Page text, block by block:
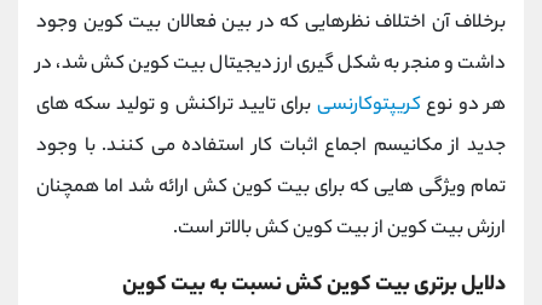
برخلاف آن اختلاف نظرهایی که در بین فعالان بیت کوین وجود
داشت و منجر به شکل گیری ارز دیجیتال بیت کوین کش شد، در
هر دو نوعکریپتوکارنسی برای تایید تراکنش و تولید سکه های
جدید از مکانیسم اجماع اثبات کار استفاده می کنند. با وجود
تمام ویژگی هایی که برای بیت کوین کش ارائه شد اما همچنان
ارزش بیت کوین از بیت کوین کش بالاتر است.
دلایل برتری بیت کوین کش نسبت به بیت کوین